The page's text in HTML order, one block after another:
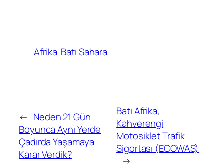
Afrika Batı Sahara
← Neden 21 Gün
Boyunca Aynı Yerde
Çadırda Yaşamaya
Karar Verdik?
Batı Afrika,
Kahverengi
Motosiklet Trafik
Sigortası (ECOWAS)
→